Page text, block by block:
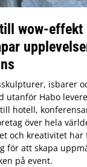
wow-effekt
isbarer
utanför Habo
hotell,
över hela
och kreativitet
för att skapa
på event.